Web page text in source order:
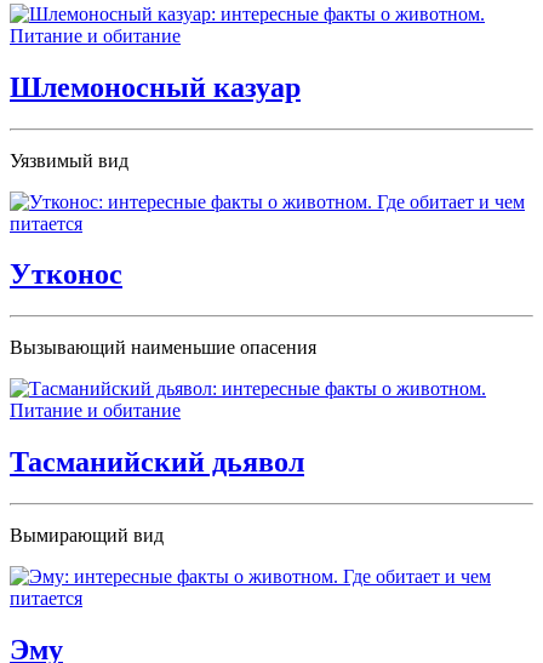
Шлемоносный казуар
Уязвимый вид
Утконос
Вызывающий наименьшие опасения
Тасманийский дьявол
Вымирающий вид
Эму